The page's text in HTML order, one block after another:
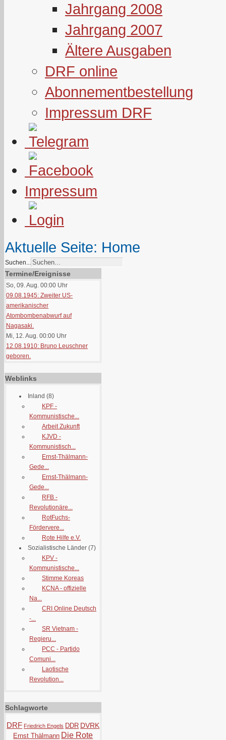
Jahrgang 2008
Jahrgang 2007
Ältere Ausgaben
DRF online
Abonnementbestellung
Impressum DRF
Impressum
Aktuelle Seite: Home
Suchen...
Termine/Ereignisse
So, 09. Aug. 00:00 Uhr
09.08.1945: Zweiter US-
amerikanischer
Atombombenabwurf auf
Nagasaki.
Mi, 12. Aug. 00:00 Uhr
12.08.1910: Bruno Leuschner
geboren.
Weblinks
Inland (8)
KPF -
Kommunistische...
Arbeit Zukunft
KJVD -
Kommunistisch...
Ernst-Thälmann-
Gede...
Ernst-Thälmann-
Gede...
RFB -
Revolutionäre...
RotFuchs-
Fördervere...
Rote Hilfe e.V.
Sozialistische Länder (7)
KPV -
Kommunistische...
Stimme Koreas
KCNA - offizielle
Na...
CRI Online Deutsch
-...
SR Vietnam -
Regieru...
PCC - Partido
Comuni...
Laotische
Revolution...
Schlagworte
DRF Friedrich Engels DDR DVRK
Ernst Thälmann Die Rote